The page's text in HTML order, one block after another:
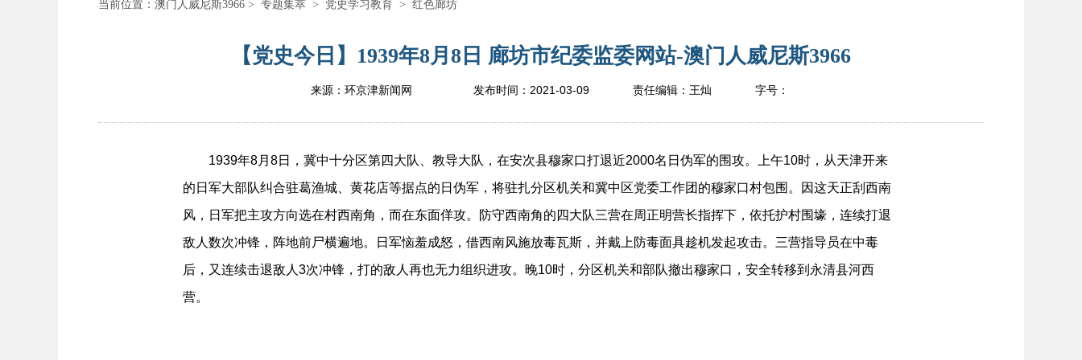
当前位置： 澳门人威尼斯3966 > 专题集萃 > 党史学习教育 > 红色廊坊
【党史今日】1939年8月8日 廊坊市纪委监委网站-澳门人威尼斯3966
来源：环京津新闻网 发布时间： 2021-03-09 责任编辑： 王灿 字号：
1939年8月8日，冀中十分区第四大队、教导大队，在安次县穆家口打退近2000名日伪军的围攻。上午10时，从天津开来
的日军大部队纠合驻葛渔城、黄花店等据点的日伪军，将驻扎分区机关和冀中区党委工作团的穆家口村包围。因这天正刮西南
风，日军把主攻方向选在村西南角，而在东面佯攻。防守西南角的四大队三营在周正明营长指挥下，依托护村围壕，连续打退
敌人数次冲锋，阵地前尸横遍地。日军恼羞成怒，借西南风施放毒瓦斯，并戴上防毒面具趁机发起攻击。三营指导员在中毒
后，又连续击退敌人3次冲锋，打的敌人再也无力组织进攻。晚10时，分区机关和部队撤出穆家口，安全转移到永清县河西
营。